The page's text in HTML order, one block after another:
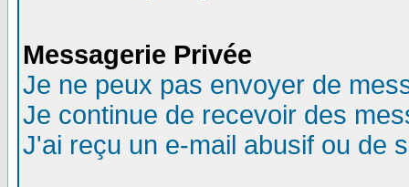
Messagerie Privée
Je ne peux pas envoyer de
Je continue de recevoir des
J'ai reçu un e-mail abusif ou de